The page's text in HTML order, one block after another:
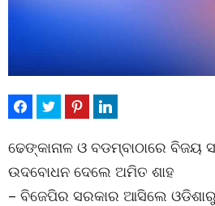
ଢେଙ୍କାନାଳ ଓ ବଡମ୍ବାଠାରେ ବିଜୟ
ଉଦବୋଧନ ଦେଲେ ଅମିତ ଶାହ
– ବିଜେପିର ସରକାର ଆସିଲେ